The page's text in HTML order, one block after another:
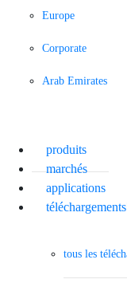
Europe
Corporate
Arab Emirates
produits
marchés
applications
téléchargements
tous les